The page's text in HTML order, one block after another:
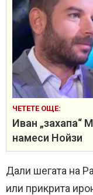
ЧЕТЕТЕ ОЩЕ:
Иван „захапа“
намеси Нойзи
Дали шегата на
или прикрита